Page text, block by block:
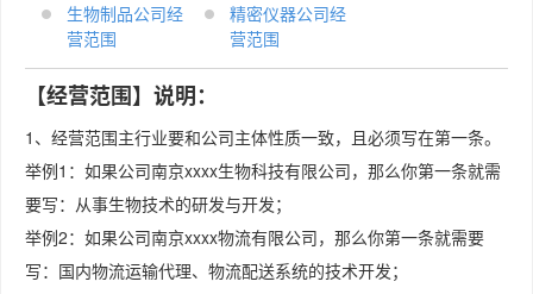
生物制品公司经
营范围
精密仪器公司经
营范围
【经营范围】说明：
1、经营范围主行业要和公司主体性质一致，且必须写在第一条。
举例1：如果公司南京xxxx生物科技有限公司，那么你第一条就需
要写：从事生物技术的研发与开发；
举例2：如果公司南京xxxx物流有限公司，那么你第一条就需要
写：国内物流运输代理、物流配送系统的技术开发；